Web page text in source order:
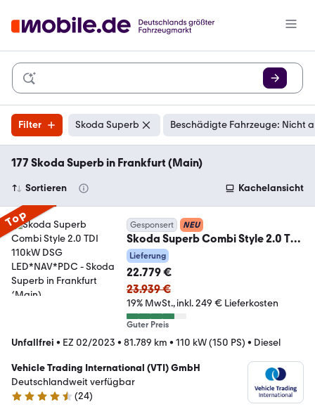
Filter Skoda Superb Beschädigte Fahrzeuge: Nicht
177 Skoda Superb in Frankfurt (Main)
Sortieren Kachelansicht
Top Gesponsert NEU
Skoda Superb Combi Style 2.0 TDI
110kW DSG LED*NAV*PDC
Lieferung
22.779 €
23.939 €
19% MwSt. inkl. 249 € Lieferkosten
Guter Preis
Unfallfrei • EZ 02/2023 • 81.789 km • 110 kW (150 PS) • Diesel
Vehicle Trading International (VTI) GmbH
Deutschlandweit verfügbar
4.4 Sterne
(24)